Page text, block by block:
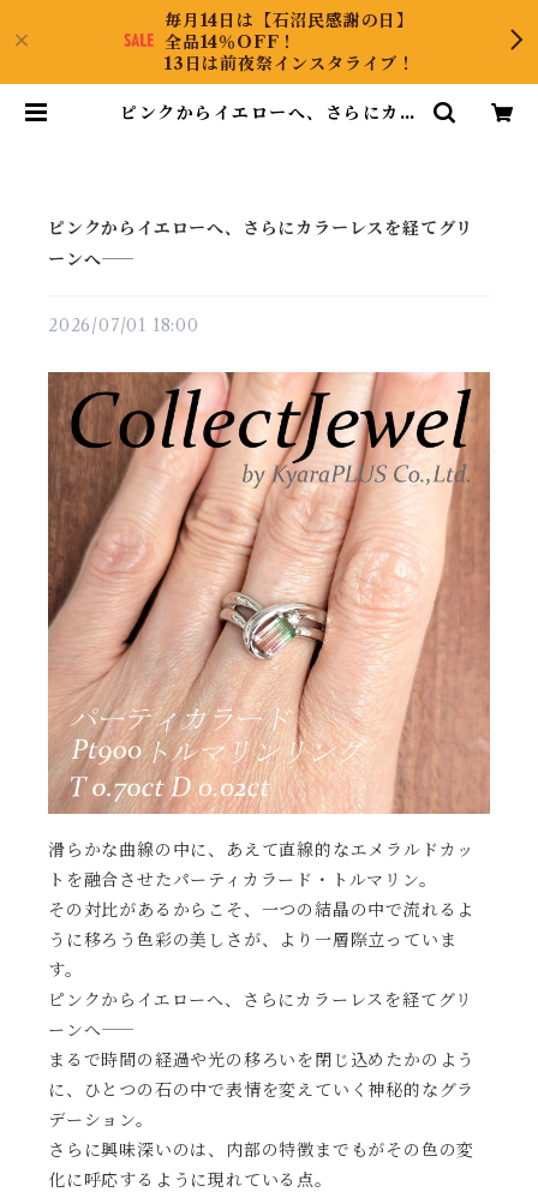
毎月14日は【石沼民感謝の日】
全品14％OFF！
13日は前夜祭インスタライブ！
ピンクからイエローへ、さらにカラ
ピンクからイエローへ、さらにカラーレスを経てグリ
ーンへ――
2026/07/01 18:00
滑らかな曲線の中に、あえて直線的なエメラルドカッ
トを融合させたパーティカラード・トルマリン。
その対比があるからこそ、一つの結晶の中で流れるよ
うに移ろう色彩の美しさが、より一層際立っていま
す。
ピンクからイエローへ、さらにカラーレスを経てグリ
ーンへ――
まるで時間の経過や光の移ろいを閉じ込めたかのよう
に、ひとつの石の中で表情を変えていく神秘的なグラ
デーション。
さらに興味深いのは、内部の特徴までもがその色の変
化に呼応するように現れている点。